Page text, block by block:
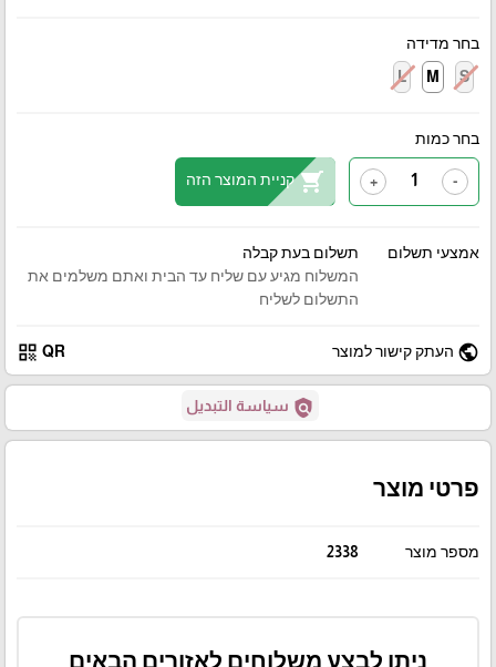
בחר מדידה
S
M
L
בחר כמות
-
+
shopping_cartקניית המוצר הזה
אמצעי תשלום
תשלום בעת קבלה
המשלוח מגיע עם שליח עד הבית ואתם משלמים את
התשלום לשליח
public העתק קישור למוצר QR
qr_code
policy سياسة التبديل
פרטי מוצר
מספר מוצר 2338
ניתן לבצע משלוחים לאזורים הבאים